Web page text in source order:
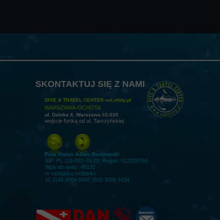
DIVE & TRAVEL CENTER naLofoty.pl
WARSZAWA-OCHOTA
ul. Daleka 6, Warszawa 02-020
wejście furtką od ul. Tarczyńskiej
Pola Vision Adam Borkowski
NIP: PL 118-082-76-28; Regon: 012333784;
Wpis do ewid.: 46132
nr rachunku (mBank)
10 1140 2004 0000 3502 3006 9194
SKONTAKTUJ SIĘ Z NAMI